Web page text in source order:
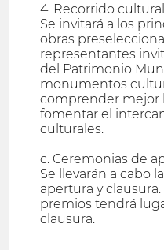
4. Recorrido
Se invitará a los
obras
representantes
del Patrimonio
monumentos
comprender mejor
fomentar el
culturales.
c. Ceremonias de
Se llevarán a cabo
apertura y
premios tendrá
clausura.